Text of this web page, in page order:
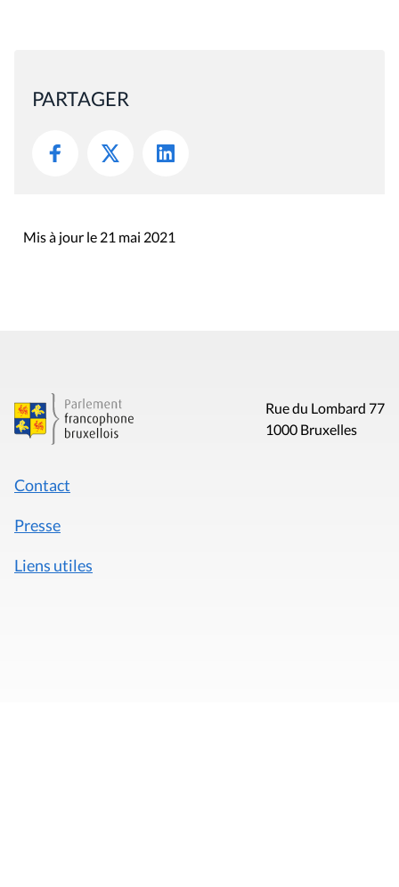
PARTAGER
Mis à jour le 21 mai 2021
Rue du Lombard 77
1000 Bruxelles
Contact
Presse
Liens utiles